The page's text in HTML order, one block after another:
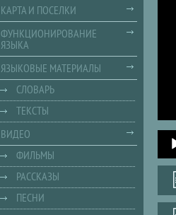
Audio
КАРТА И ПОСЕЛКИ
ФУНКЦИОНИРОВАНИЕ
ЯЗЫКА
ЯЗЫКОВЫЕ МАТЕРИАЛЫ
СЛОВАРЬ
ТЕКСТЫ
ВИДЕО
ФИЛЬМЫ
РАССКАЗЫ
ПЕСНИ